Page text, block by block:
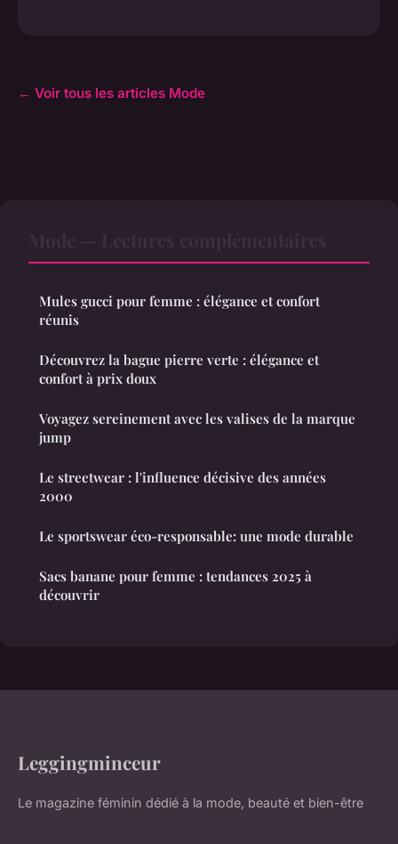
← Voir tous les articles Mode
Mules gucci pour femme : élégance et confort
réunis
Découvrez la bague pierre verte : élégance et
confort à prix doux
Voyagez sereinement avec les valises de la marque
jump
Le streetwear : l'influence décisive des années
2000
Le sportswear éco-responsable: une mode durable
Sacs banane pour femme : tendances 2025 à
découvrir
Leggingminceur
Le magazine féminin dédié à la mode, beauté et bien-être